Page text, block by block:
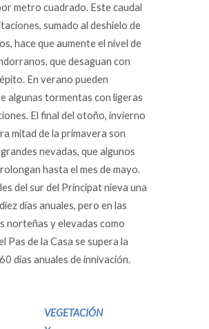
metro cuadrado. Este caudal
sumado al deshielo de
hace que aumente el nivel de
que desaguan con
En verano pueden
algunas tormentas con ligeras
El final del otoño, invierno
mitad de la primavera son
nevadas, que algunos
hasta el mes de mayo.
del sur del Principat nieva una
días anuales, pero en las
norteñas y elevadas como
Pas de la Casa se supera la
días anuales de innivación.
VEGETACIÓN